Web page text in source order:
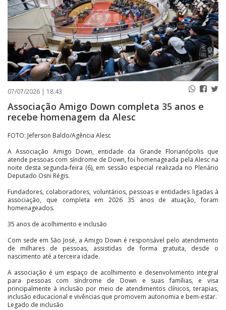
07/07/2026 | 18:43
Associação Amigo Down completa 35 anos e
recebe homenagem da Alesc
FOTO: Jeferson Baldo/Agência Alesc
A Associação Amigo Down, entidade da Grande Florianópolis que
atende pessoas com síndrome de Down, foi homenageada pela Alesc na
noite desta segunda-feira (6), em sessão especial realizada no Plenário
Deputado Osni Régis.
Fundadores, colaboradores, voluntários, pessoas e entidades ligadas à
associação, que completa em 2026 35 anos de atuação, foram
homenageados.
35 anos de acolhimento e inclusão
Com sede em São José, a Amigo Down é responsável pelo atendimento
de milhares de pessoas, assistidas de forma gratuita, desde o
nascimento até a terceira idade.
A associação é um espaço de acolhimento e desenvolvimento integral
para pessoas com síndrome de Down e suas famílias, e visa
principalmente à inclusão por meio de atendimentos clínicos, terapias,
inclusão educacional e vivências que promovem autonomia e bem-estar.
Legado de inclusão